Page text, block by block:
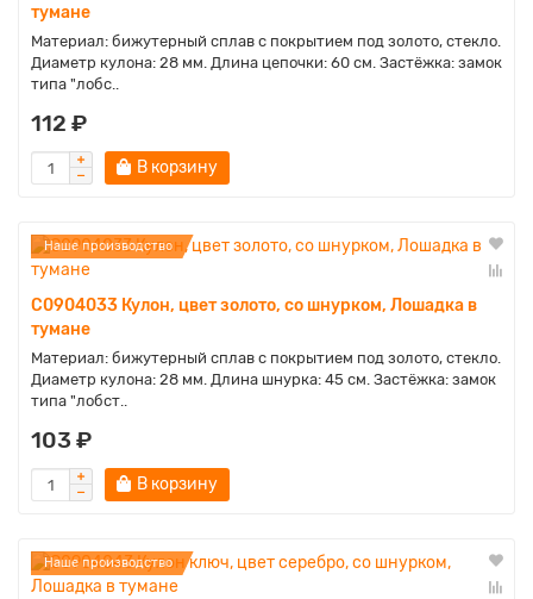
тумане
Материал: бижутерный сплав с покрытием под золото, стекло.
Диаметр кулона: 28 мм. Длина цепочки: 60 см. Застёжка: замок
типа "лобс..
112 ₽
В корзину
Наше производство
C0904033 Кулон, цвет золото, со шнурком, Лошадка в
тумане
Материал: бижутерный сплав с покрытием под золото, стекло.
Диаметр кулона: 28 мм. Длина шнурка: 45 см. Застёжка: замок
типа "лобст..
103 ₽
В корзину
Наше производство